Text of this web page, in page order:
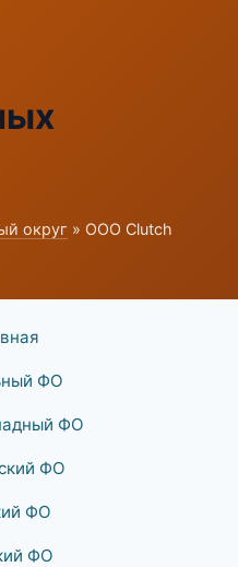
округ » ООО Clutch
ФО
ФО
ФО
ФО
ФО